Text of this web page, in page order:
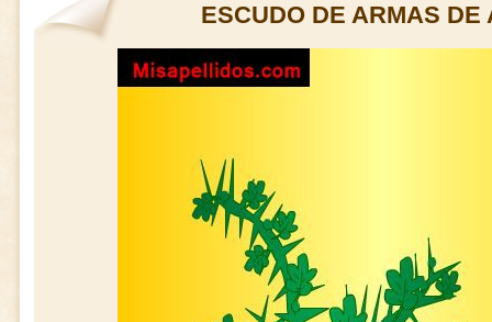
ESCUDO DE ARMAS DE